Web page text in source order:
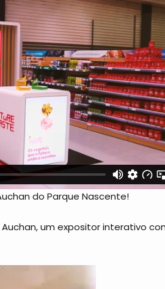
do Parque Nascente!
um expositor interativo